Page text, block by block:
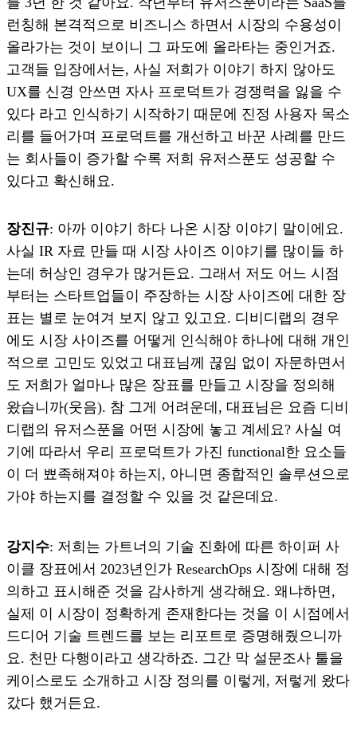
런칭해 본격적으로 비즈니스 하면서 시장의 수용성이
올라가는 것이 보이니 그 파도에 올라타는 중인거죠.
고객들 입장에서는, 사실 저희가 이야기 하지 않아도
UX를 신경 안쓰면 자사 프로덕트가 경쟁력을 잃을 수
있다 라고 인식하기 시작하기 때문에 진정 사용자 목소
리를 들어가며 프로덕트를 개선하고 바꾼 사례를 만드
는 회사들이 증가할 수록 저희 유저스푼도 성공할 수
있다고 확신해요.
장진규: 아까 이야기 하다 나온 시장 이야기 말이에요.
사실 IR 자료 만들 때 시장 사이즈 이야기를 많이들 하
는데 허상인 경우가 많거든요. 그래서 저도 어느 시점
부터는 스타트업들이 주장하는 시장 사이즈에 대한 장
표는 별로 눈여겨 보지 않고 있고요. 디비디랩의 경우
에도 시장 사이즈를 어떻게 인식해야 하나에 대해 개인
적으로 고민도 있었고 대표님께 끊임 없이 자문하면서
도 저희가 얼마나 많은 장표를 만들고 시장을 정의해
왔습니까(웃음). 참 그게 어려운데, 대표님은 요즘 디비
디랩의 유저스푼을 어떤 시장에 놓고 계세요? 사실 여
기에 따라서 우리 프로덕트가 가진 functional한 요소들
이 더 뾰족해져야 하는지, 아니면 종합적인 솔루션으로
가야 하는지를 결정할 수 있을 것 같은데요.
강지수: 저희는 가트너의 기술 진화에 따른 하이퍼 사
이클 장표에서 2023년인가 ResearchOps 시장에 대해 정
의하고 표시해준 것을 감사하게 생각해요. 왜냐하면,
실제 이 시장이 정확하게 존재한다는 것을 이 시점에서
드디어 기술 트렌드를 보는 리포트로 증명해줬으니까
요. 천만 다행이라고 생각하죠. 그간 막 설문조사 툴을
케이스로도 소개하고 시장 정의를 이렇게, 저렇게 왔다
갔다 했거든요.